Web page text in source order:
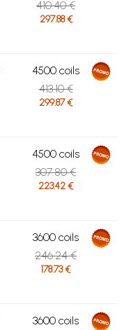
410.40 €
297.88 €
4500 coils
413.10 €
299.87 €
4500 coils
307.80 €
223.42 €
3600 coils
246.24 €
178.73 €
3600 coils